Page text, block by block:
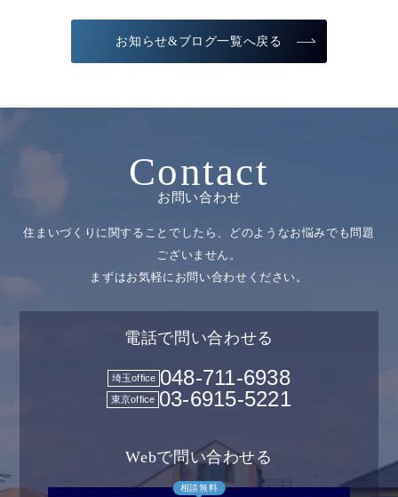
お知らせ&ブログ一覧へ戻る
Contact
お問い合わせ
住まいづくりに関することでしたら、どのようなお悩みでも問題
ございません。
まずはお気軽にお問い合わせください。
電話で問い合わせる
埼玉office 048-711-6938
東京office 03-6915-5221
Webで問い合わせる
相談無料